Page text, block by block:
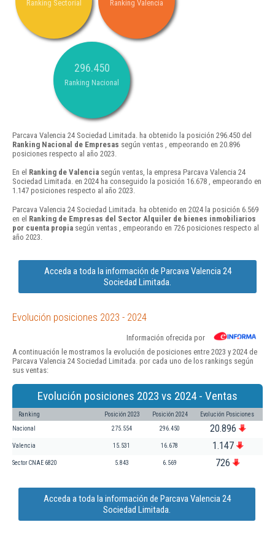
Ranking Sectorial Ranking Valencia
296.450
Ranking Nacional
Parcava Valencia 24 Sociedad Limitada. ha obtenido la posición 296.450 del
Ranking Nacional de Empresas según ventas , empeorando en 20.896
posiciones respecto al año 2023.
En el Ranking de Valencia según ventas, la empresa Parcava Valencia 24
Sociedad Limitada. en 2024 ha conseguido la posición 16.678 , empeorando en
1.147 posiciones respecto al año 2023.
Parcava Valencia 24 Sociedad Limitada. ha obtenido en 2024 la posición 6.569
en el Ranking de Empresas del Sector Alquiler de bienes inmobiliarios
por cuenta propia según ventas , empeorando en 726 posiciones respecto al
año 2023.
Acceda a toda la información de Parcava Valencia 24
Sociedad Limitada.
Evolución posiciones 2023 - 2024
Información ofrecida por
A continuación le mostramos la evolución de posiciones entre 2023 y 2024 de
Parcava Valencia 24 Sociedad Limitada. por cada uno de los rankings según
sus ventas:
Evolución posiciones 2023 vs 2024 - Ventas
Ranking Posición 2023 Posición 2024 Evolución Posiciones
Nacional 275.554 296.450 20.896
Valencia 15.531 16.678 1.147
Sector CNAE 6820 5.843 6.569 726
Acceda a toda la información de Parcava Valencia 24
Sociedad Limitada.